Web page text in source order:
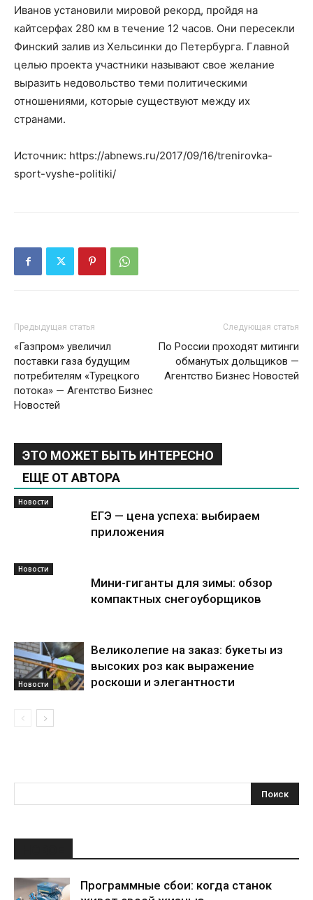
Иванов установили мировой рекорд, пройдя на
кайтсерфах 280 км в течение 12 часов. Они пересекли
Финский залив из Хельсинки до Петербурга. Главной
целью проекта участники называют свое желание
выразить недовольство теми политическими
отношениями, которые существуют между их
странами.
Источник: https://abnews.ru/2017/09/16/trenirovka-
sport-vyshe-politiki/
Предыдущая статья
«Газпром» увеличил
поставки газа будущим
потребителям «Турецкого
потока» — Агентство Бизнес
Новостей
Следующая статья
По России проходят митинги
обманутых дольщиков —
Агентство Бизнес Новостей
ЭТО МОЖЕТ БЫТЬ ИНТЕРЕСНО
ЕЩЕ ОТ АВТОРА
Новости
ЕГЭ — цена успеха: выбираем
приложения
Новости
Мини-гиганты для зимы: обзор
компактных снегоуборщиков
Новости
Великолепие на заказ: букеты из
высоких роз как выражение
роскоши и элегантности
Программные сбои: когда станок